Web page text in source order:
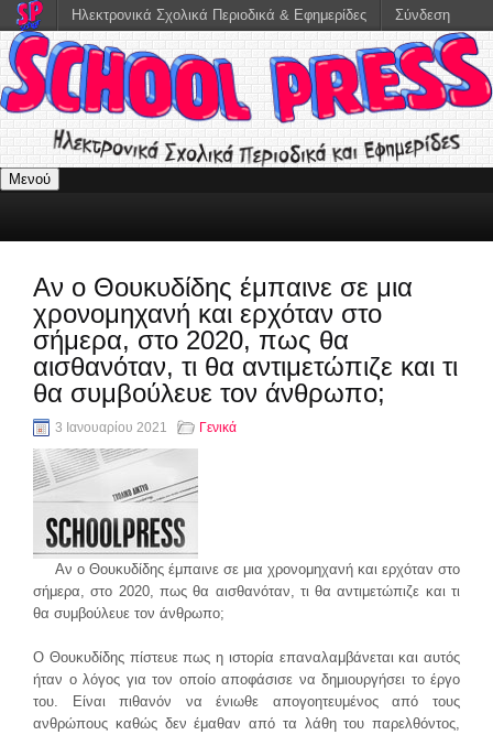
Μενού
Αν ο Θουκυδίδης έμπαινε σε μια
χρονομηχανή και ερχόταν στο
σήμερα, στο 2020, πως θα
αισθανόταν, τι θα αντιμετώπιζε και τι
θα συμβούλευε τον άνθρωπο;
3 Ιανουαρίου 2021 Γενικά
Αν ο Θουκυδίδης έμπαινε σε μια χρονομηχανή και ερχόταν στο
σήμερα, στο 2020, πως θα αισθανόταν, τι θα αντιμετώπιζε και τι
θα συμβούλευε τον άνθρωπο;
Ο Θουκυδίδης πίστευε πως η ιστορία επαναλαμβάνεται και αυτός
ήταν ο λόγος για τον οποίο αποφάσισε να δημιουργήσει το έργο
του. Είναι πιθανόν να ένιωθε απογοητευμένος από τους
ανθρώπους καθώς δεν έμαθαν από τα λάθη του παρελθόντος,
Ηλεκτρονικά Σχολικά Περιοδικά & Εφημερίδες Σύνδεση